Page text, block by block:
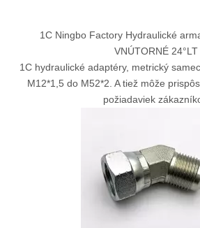
1C Ningbo Factory Hydraulické
VNÚTORNÉ 24°LT
1C hydraulické adaptéry, metrický
M12*1,5 do M52*2. A tiež môže
požiadaviek